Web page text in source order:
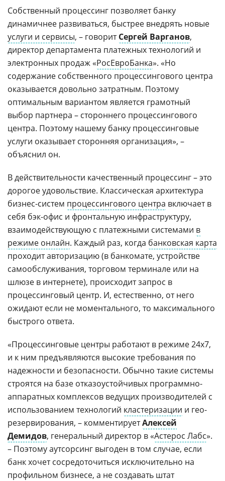
Собственный процессинг позволяет банку
динамичнее развиваться, быстрее внедрять новые
услуги и сервисы, – говоритСергей Варганов,
директор департамента платежных технологий и
электронных продаж «РосЕвроБанка». «Но
содержание собственного процессингового центра
оказывается довольно затратным. Поэтому
оптимальным вариантом является грамотный
выбор партнера – стороннего процессингового
центра. Поэтому нашему банку процессинговые
услуги оказывает сторонняя организация», –
объяснил он.
В действительности качественный процессинг – это
дорогое удовольствие. Классическая архитектура
бизнес-систем процессингового центра включает в
себя бэк-офис и фронтальную инфраструктуру,
взаимодействующую с платежными системами в
режиме онлайн. Каждый раз, когда банковская карта
проходит авторизацию (в банкомате, устройстве
самообслуживания, торговом терминале или на
шлюзе в интернете), происходит запрос в
процессинговый центр. И, естественно, от него
ожидают если не моментального, то максимального
быстрого ответа.
«Процессинговые центры работают в режиме 24х7,
и к ним предъявляются высокие требования по
надежности и безопасности. Обычно такие системы
строятся на базе отказоустойчивых программно-
аппаратных комплексов ведущих производителей с
использованием технологий кластеризации и гео-
резервирования, – комментируетАлексей
Демидов, генеральный директор в «Астерос Лабс».
– Поэтому аутсорсинг выгоден в том случае, если
банк хочет сосредоточиться исключительно на
профильном бизнесе, а не создавать штат